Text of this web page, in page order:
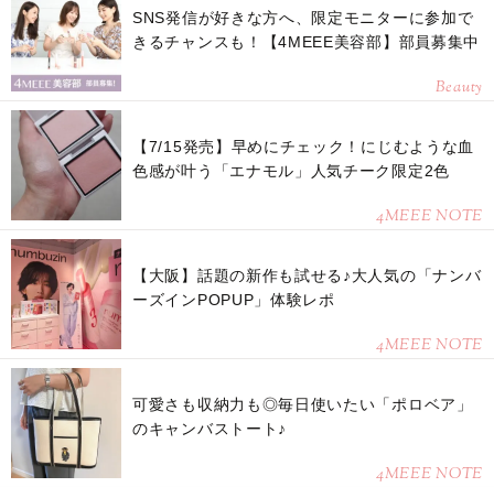
SNS発信が好きな方へ、限定モニターに参加で
きるチャンスも！【4MEEE美容部】部員募集中
Beauty
【7/15発売】早めにチェック！にじむような血
色感が叶う「エナモル」人気チーク限定2色
4MEEE NOTE
【大阪】話題の新作も試せる♪大人気の「ナンバ
ーズインPOPUP」体験レポ
4MEEE NOTE
可愛さも収納力も◎毎日使いたい「ポロベア」
のキャンバストート♪
4MEEE NOTE